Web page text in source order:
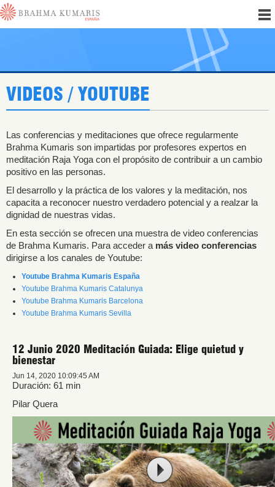
VIDEOS / YOUTUBE
Las conferencias y meditaciones que ofrece regularmente
Brahma Kumaris son impartidas por profesores expertos en
meditación Raja Yoga con el propósito de contribuir a un cambio
positivo en las personas.
El desarrollo y la práctica de los valores y la meditación, nos
capacita a reconocer nuestro verdadero potencial y a realzar la
dignidad de nuestras vidas.
En esta sección se ofrecen una muestra de video conferencias
de Brahma Kumaris. Para acceder a más video conferencias
dirigirse a los canales de Youtube:
Youtube Brahma Kumaris España
Youtube Brahma Kumaris Catalunya
Youtube Brahma Kumaris Barcelona
Youtube Brahma Kumaris Sevilla
12 Junio 2020 Meditación Guiada: Elige quietud y
bienestar
Jun 14, 2020 10:09:45 AM
Duración: 61 min
Pilar Quera